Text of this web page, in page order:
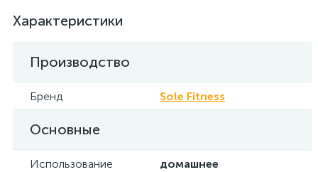
Характеристики
Производство
Бренд Sole Fitness
Основные
Использование домашнее